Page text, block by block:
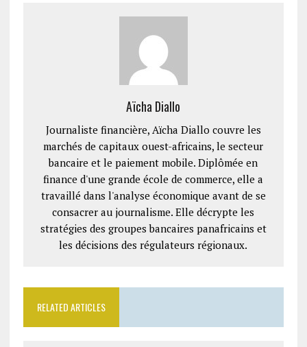
Aïcha Diallo
Journaliste financière, Aïcha Diallo couvre les
marchés de capitaux ouest-africains, le secteur
bancaire et le paiement mobile. Diplômée en
finance d'une grande école de commerce, elle a
travaillé dans l'analyse économique avant de se
consacrer au journalisme. Elle décrypte les
stratégies des groupes bancaires panafricains et
les décisions des régulateurs régionaux.
RELATED ARTICLES